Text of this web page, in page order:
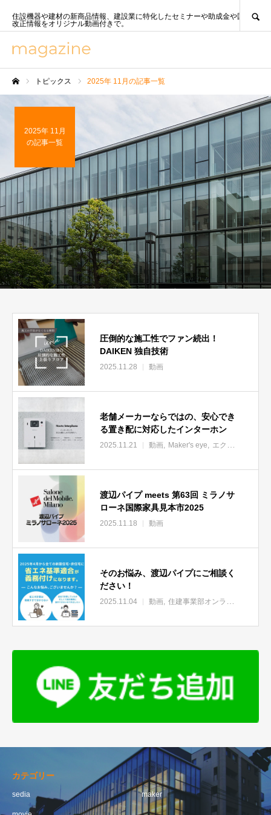
住設機器や建材の新商品情報、建設業に特化したセミナーや助成金や国策、法
改正情報をオリジナル動画付きで。
トピックス 2025年 11月の記事一覧
2025年 11月
の記事一覧
圧倒的な施工性でファン続出！
DAIKEN 独自技術
2025.11.28 動画
老舗メーカーならではの、安心でき
る置き配に対応したインターホン
2025.11.21 動画 Maker's eye エクステリア
渡辺パイプ meets 第63回 ミラノサ
ローネ国際家具見本市2025
2025.11.18 動画
そのお悩み、渡辺パイプにご相談く
ださい！
2025.11.04 動画 住建事業部オンラインセミナー
カテゴリー
sedia maker